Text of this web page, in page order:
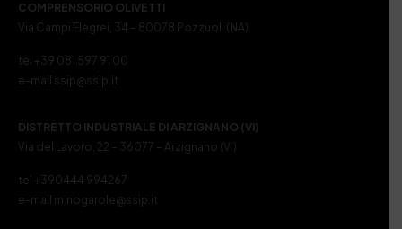
COMPRENSORIO OLIVETTI
Via Campi Flegrei, 34 – 80078 Pozzuoli (NA)
tel +39 081 597 91 00
e-mail ssip@ssip.it
DISTRETTO INDUSTRIALE DI ARZIGNANO (VI)
Via del Lavoro, 22 – 36077 – Arzignano (VI)
tel +390444 994267
e-mail m.nogarole@ssip.it